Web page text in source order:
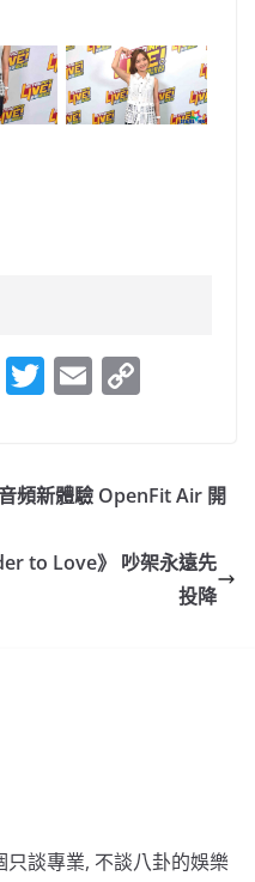
W
e
T
w
er
E
m
l y
n
頻新體驗 OpenFit Air 開
to Love》 吵架永遠先
投降
談專業, 不談八卦的娛樂